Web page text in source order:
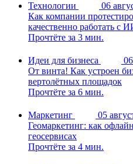
Технологии
06
Как компании
качественно работать с
Прочтёте за 3 мин.
Идеи для бизнеса
От винта! Как устроен
вертолётных площадок
Прочтёте за 6 мин.
Маркетинг
05
Геомаркетинг: как
геосервисах
Прочтёте за 4 мин.